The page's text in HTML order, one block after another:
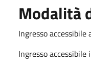
Modalità
Ingresso
Ingresso